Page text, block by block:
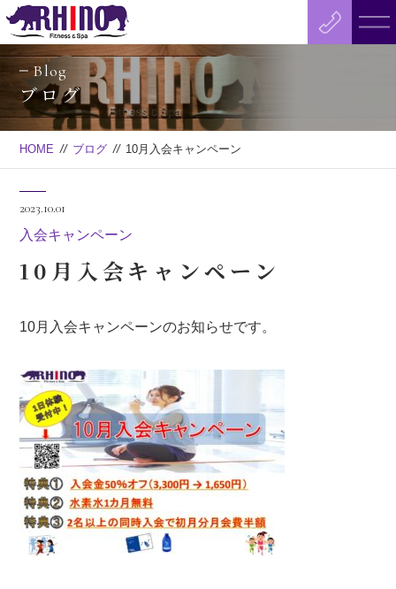
Blog
ブログ
HOME // ブログ // 10月入会キャンペーン
2023.10.01
入会キャンペーン
10月入会キャンペーン
10月入会キャンペーンのお知らせです。